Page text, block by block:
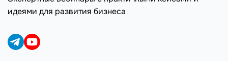
идеями для развития бизнеса